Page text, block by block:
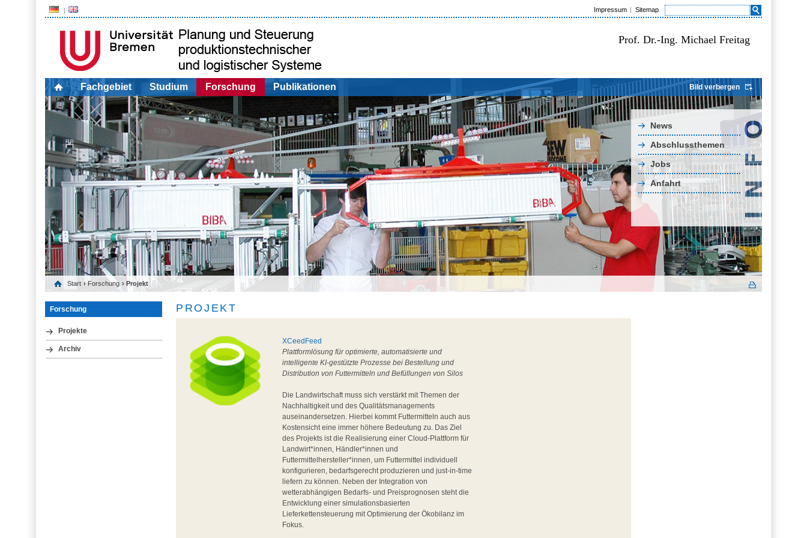
Impressum Sitemap
Prof. Dr.-Ing. Michael Freitag
Fachgebiet Studium Forschung Publikationen Bild verbergen
News
Abschlussthemen
Jobs
Anfahrt
Start › Forschung › Projekt
Forschung
Projekte
Archiv
PROJEKT
XCeedFeed
Plattformlösung für optimierte, automatisierte und
intelligente KI-gestützte Prozesse bei Bestellung und
Distribution von Futtermitteln und Befüllungen von Silos
Die Landwirtschaft muss sich verstärkt mit Themen der
Nachhaltigkeit und des Qualitätsmanagements
auseinandersetzen. Hierbei kommt Futtermitteln auch aus
Kostensicht eine immer höhere Bedeutung zu. Das Ziel
des Projekts ist die Realisierung einer Cloud-Plattform für
Landwirt*innen, Händler*innen und
Futtermittelhersteller*innen, um Futtermittel individuell
konfigurieren, bedarfsgerecht produzieren und just-in-time
liefern zu können. Neben der Integration von
wetterabhängigen Bedarfs- und Preisprognosen steht die
Entwicklung einer simulationsbasierten
Lieferkettensteuerung mit Optimierung der Ökobilanz im
Fokus.